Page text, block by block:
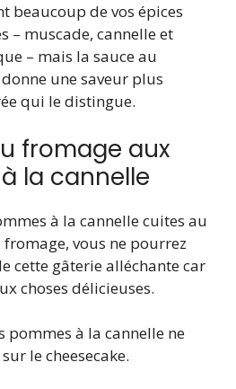
beaucoup de vos épices
– muscade, cannelle et
– mais la sauce au
une saveur plus
qui le distingue.
fromage aux
la cannelle
à la cannelle cuites au
vous ne pourrez
cette gâterie alléchante car
choses délicieuses.
pommes à la cannelle ne
le cheesecake.